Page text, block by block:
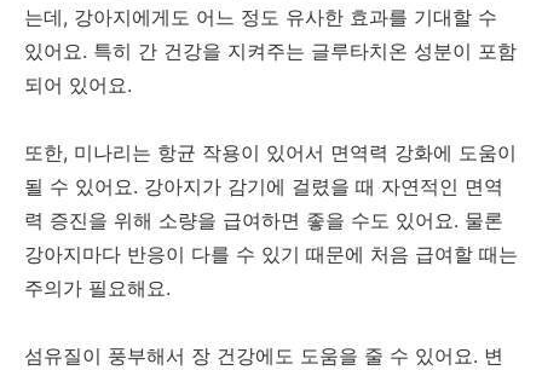
는데, 강아지에게도 어느 정도 유사한 효과를 기대할 수
있어요. 특히 간 건강을 지켜주는 글루타치온 성분이 포함
되어 있어요.
또한, 미나리는 항균 작용이 있어서 면역력 강화에 도움이
될 수 있어요. 강아지가 감기에 걸렸을 때 자연적인 면역
력 증진을 위해 소량을 급여하면 좋을 수도 있어요. 물론
강아지마다 반응이 다를 수 있기 때문에 처음 급여할 때는
주의가 필요해요.
섬유질이 풍부해서 장 건강에도 도움을 줄 수 있어요. 변